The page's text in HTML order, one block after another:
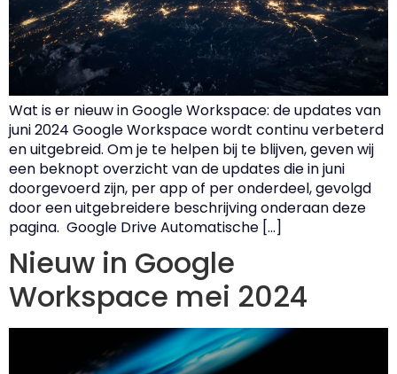
Wat is er nieuw in Google Workspace: de updates van
juni 2024 Google Workspace wordt continu verbeterd
en uitgebreid. Om je te helpen bij te blijven, geven wij
een beknopt overzicht van de updates die in juni
doorgevoerd zijn, per app of per onderdeel, gevolgd
door een uitgebreidere beschrijving onderaan deze
pagina. Google Drive Automatische […]
Nieuw in Google
Workspace mei 2024